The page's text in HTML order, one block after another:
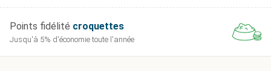
Points fidélité croquettes
Jusqu'à 5% d'économie toute l'année